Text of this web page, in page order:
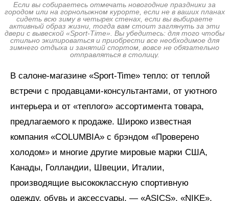
Если вы собираетесь отмечать новогодние праздники за
городом или на горнолыжном курорте, если не в ваших планах
сидеть всю зиму в четырех стенах, если вы выбираете
активный образ жизни, тогда вам стоит заглянуть за эти
двери с вывеской «Sport-Time». Вы убедитесь: для того чтобы
стильно экипироваться и приобрести все необходимое для
зимнего отдыха и занятий спортом, вовсе не обязательно
отправляться в столицу.
В салоне-магазине «Sport-Time» тепло: от теплой
встречи с продавцами-консультантами, от уютного
интерьера и от «теплого» ассортимента товара,
предлагаемого к продаже. Широко известная
компания «COLUMBIA» с брэндом «Проверено
холодом» и многие другие мировые марки США,
Канады, Голландии, Швеции, Италии,
производящие высококлассную спортивную
одежду, обувь и аксессуары, — «ASICS», «NIKE»,